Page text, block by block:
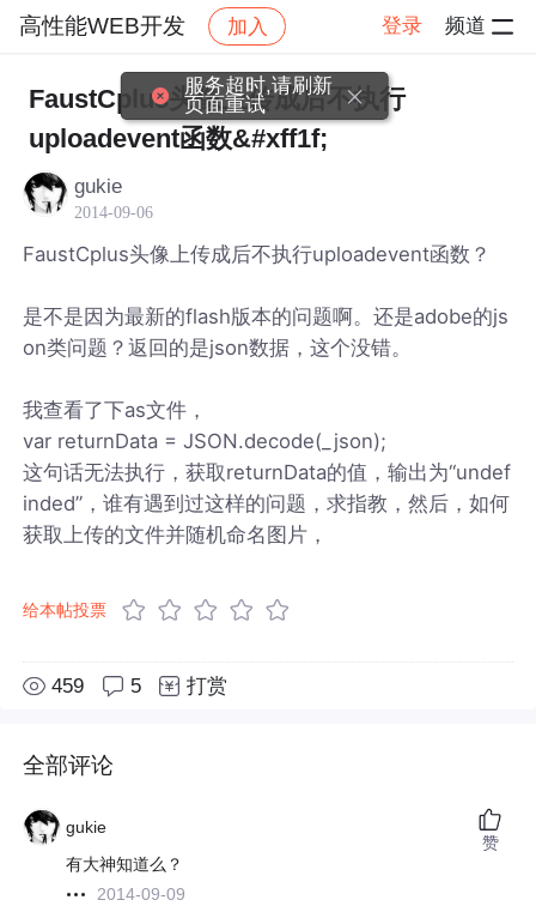
高性能WEB开发 加入 登录 频道
社区 高性能WEB开发 帖子详情
FaustCplus头像上传成后不执行
uploadevent函数&#xff1f;
gukie
2014-09-06
FaustCplus头像上传成后不执行uploadevent函数？
是不是因为最新的flash版本的问题啊。还是adobe的js
on类问题？返回的是json数据，这个没错。
我查看了下as文件，
var returnData = JSON.decode(_json);
这句话无法执行，获取returnData的值，输出为“undef
inded”，谁有遇到过这样的问题，求指教，然后，如何
获取上传的文件并随机命名图片，
给本帖投票
459 5 打赏
全部评论
gukie
有大神知道么？
2014-09-09
赞
服务超时,请刷新
页面重试